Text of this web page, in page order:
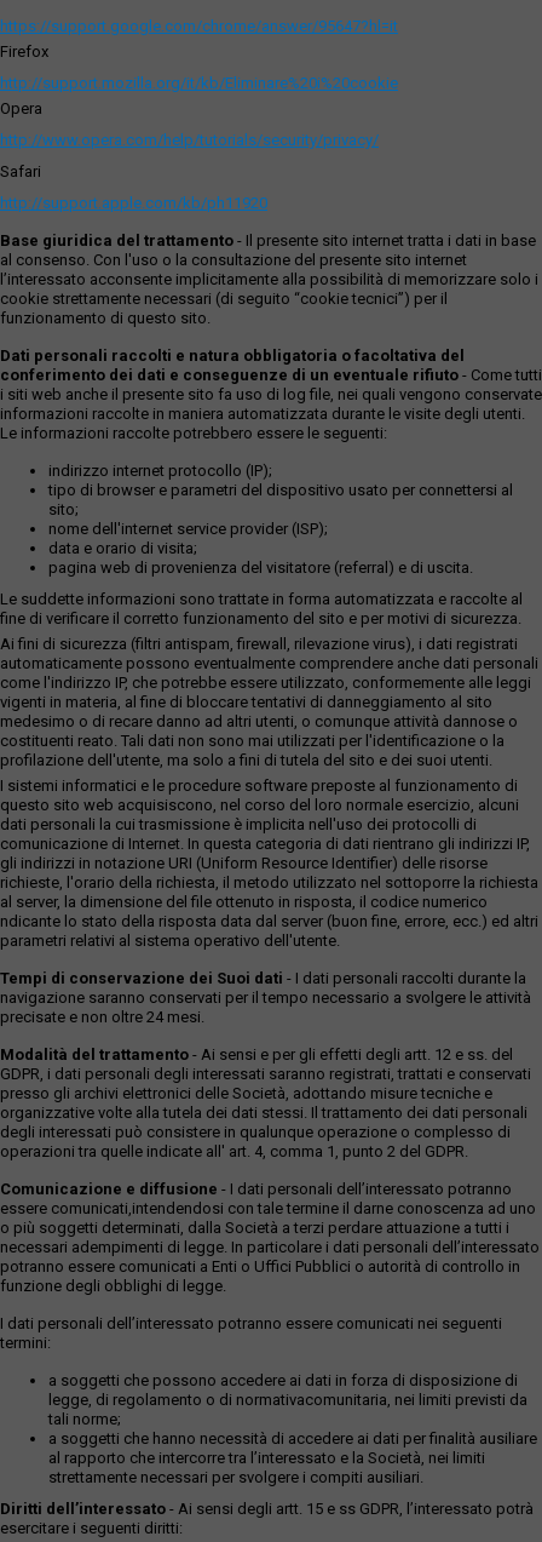
https://support.google.com/chrome/answer/95647?hl=it
Firefox
http://support.mozilla.org/it/kb/Eliminare%20i%20cookie
Opera
http://www.opera.com/help/tutorials/security/privacy/
Safari
http://support.apple.com/kb/ph11920
Base giuridica del trattamento - Il presente sito internet tratta i dati in base
al consenso. Con l'uso o la consultazione del presente sito internet
l’interessato acconsente implicitamente alla possibilità di memorizzare solo i
cookie strettamente necessari (di seguito “cookie tecnici”) per il
funzionamento di questo sito.
Dati personali raccolti e natura obbligatoria o facoltativa del
conferimento dei dati e conseguenze di un eventuale rifiuto - Come tutti
i siti web anche il presente sito fa uso di log file, nei quali vengono conservate
informazioni raccolte in maniera automatizzata durante le visite degli utenti.
Le informazioni raccolte potrebbero essere le seguenti:
indirizzo internet protocollo (IP);
tipo di browser e parametri del dispositivo usato per connettersi al
sito;
nome dell'internet service provider (ISP);
data e orario di visita;
pagina web di provenienza del visitatore (referral) e di uscita.
Le suddette informazioni sono trattate in forma automatizzata e raccolte al
fine di verificare il corretto funzionamento del sito e per motivi di sicurezza.
Ai fini di sicurezza (filtri antispam, firewall, rilevazione virus), i dati registrati
automaticamente possono eventualmente comprendere anche dati personali
come l'indirizzo IP, che potrebbe essere utilizzato, conformemente alle leggi
vigenti in materia, al fine di bloccare tentativi di danneggiamento al sito
medesimo o di recare danno ad altri utenti, o comunque attività dannose o
costituenti reato. Tali dati non sono mai utilizzati per l'identificazione o la
profilazione dell'utente, ma solo a fini di tutela del sito e dei suoi utenti.
I sistemi informatici e le procedure software preposte al funzionamento di
questo sito web acquisiscono, nel corso del loro normale esercizio, alcuni
dati personali la cui trasmissione è implicita nell'uso dei protocolli di
comunicazione di Internet. In questa categoria di dati rientrano gli indirizzi IP,
gli indirizzi in notazione URI (Uniform Resource Identifier) delle risorse
richieste, l'orario della richiesta, il metodo utilizzato nel sottoporre la richiesta
al server, la dimensione del file ottenuto in risposta, il codice numerico
ndicante lo stato della risposta data dal server (buon fine, errore, ecc.) ed altri
parametri relativi al sistema operativo dell'utente.
Tempi di conservazione dei Suoi dati - I dati personali raccolti durante la
navigazione saranno conservati per il tempo necessario a svolgere le attività
precisate e non oltre 24 mesi.
Modalità del trattamento - Ai sensi e per gli effetti degli artt. 12 e ss. del
GDPR, i dati personali degli interessati saranno registrati, trattati e conservati
presso gli archivi elettronici delle Società, adottando misure tecniche e
organizzative volte alla tutela dei dati stessi. Il trattamento dei dati personali
degli interessati può consistere in qualunque operazione o complesso di
operazioni tra quelle indicate all' art. 4, comma 1, punto 2 del GDPR.
Comunicazione e diffusione - I dati personali dell’interessato potranno
essere comunicati,intendendosi con tale termine il darne conoscenza ad uno
o più soggetti determinati, dalla Società a terzi perdare attuazione a tutti i
necessari adempimenti di legge. In particolare i dati personali dell’interessato
potranno essere comunicati a Enti o Uffici Pubblici o autorità di controllo in
funzione degli obblighi di legge.
I dati personali dell’interessato potranno essere comunicati nei seguenti
termini:
a soggetti che possono accedere ai dati in forza di disposizione di
legge, di regolamento o di normativacomunitaria, nei limiti previsti da
tali norme;
a soggetti che hanno necessità di accedere ai dati per finalità ausiliare
al rapporto che intercorre tra l’interessato e la Società, nei limiti
strettamente necessari per svolgere i compiti ausiliari.
Diritti dell’interessato - Ai sensi degli artt. 15 e ss GDPR, l’interessato potrà
esercitare i seguenti diritti: